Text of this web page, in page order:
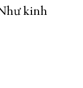
kinh